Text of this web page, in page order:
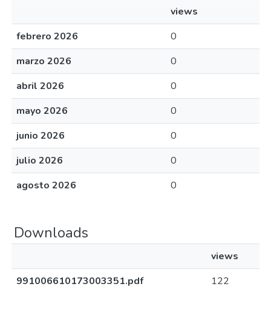
views
febrero 2026
0
marzo 2026
0
abril 2026
0
mayo 2026
0
junio 2026
0
julio 2026
0
agosto 2026
0
Downloads
views
991006610173003351.pdf
122